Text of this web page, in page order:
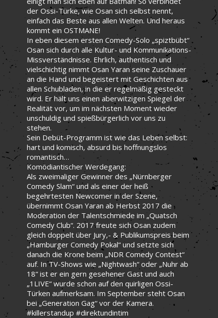
der Ossi-Türke, wie Osan sich selbst nennt,
einfach das Beste aus allen Welten. Und heraus
kommt ein OSTMANE!
In eben diesem ersten Comedy-Solo „spiztbübt“
Osan sich durch alle Kultur- und Kommunikations-
Missverständnisse. Ehrlich, authentisch und
vielschichtig nimmt Osan Yaran seine Zuschauer
an die Hand und begeistert mit Geschichten aus
allen Schubladen, in die er regelmäßig gesteckt
wird. Er hält uns einen aberwitzigen Spiegel der
Realität vor, um im nächsten Moment wieder
unschuldig und spießbürgerlich vor uns zu
stehen.
Sein Debüt-Programm ist wie das Leben selbst:
hart und komisch, absurd bis hoffnungslos
romantisch…
Komödiantischer Werdegang:
Als zweimaliger Gewinner des „Nürnberger
Comedy Slam“ und als einer der heiß
begehrtesten Newcomer in der Szene,
übernimmt Osan Yaran ab Herbst 2017 die
Moderation der Talentschmiede im „Quatsch
Comedy Club“. 2017 freute sich Osan zudem
gleich doppelt über Jury,- & Publikumspreis beim
„Hamburger Comedy Pokal“ und setzte sich
danach die Krone beim „NDR Comedy Contest“
auf. In TV-Shows wie „Nightwash“ oder „Nuhr ab
18“ ist er ein gern gesehener Gast und auch
„1LIVE“ wurde schon auf den quirligen Ossi-
Türken aufmerksam. Im September steht Osan
bei „Generation Gag“ vor der Kamera.
#killerstandup #direktundintim